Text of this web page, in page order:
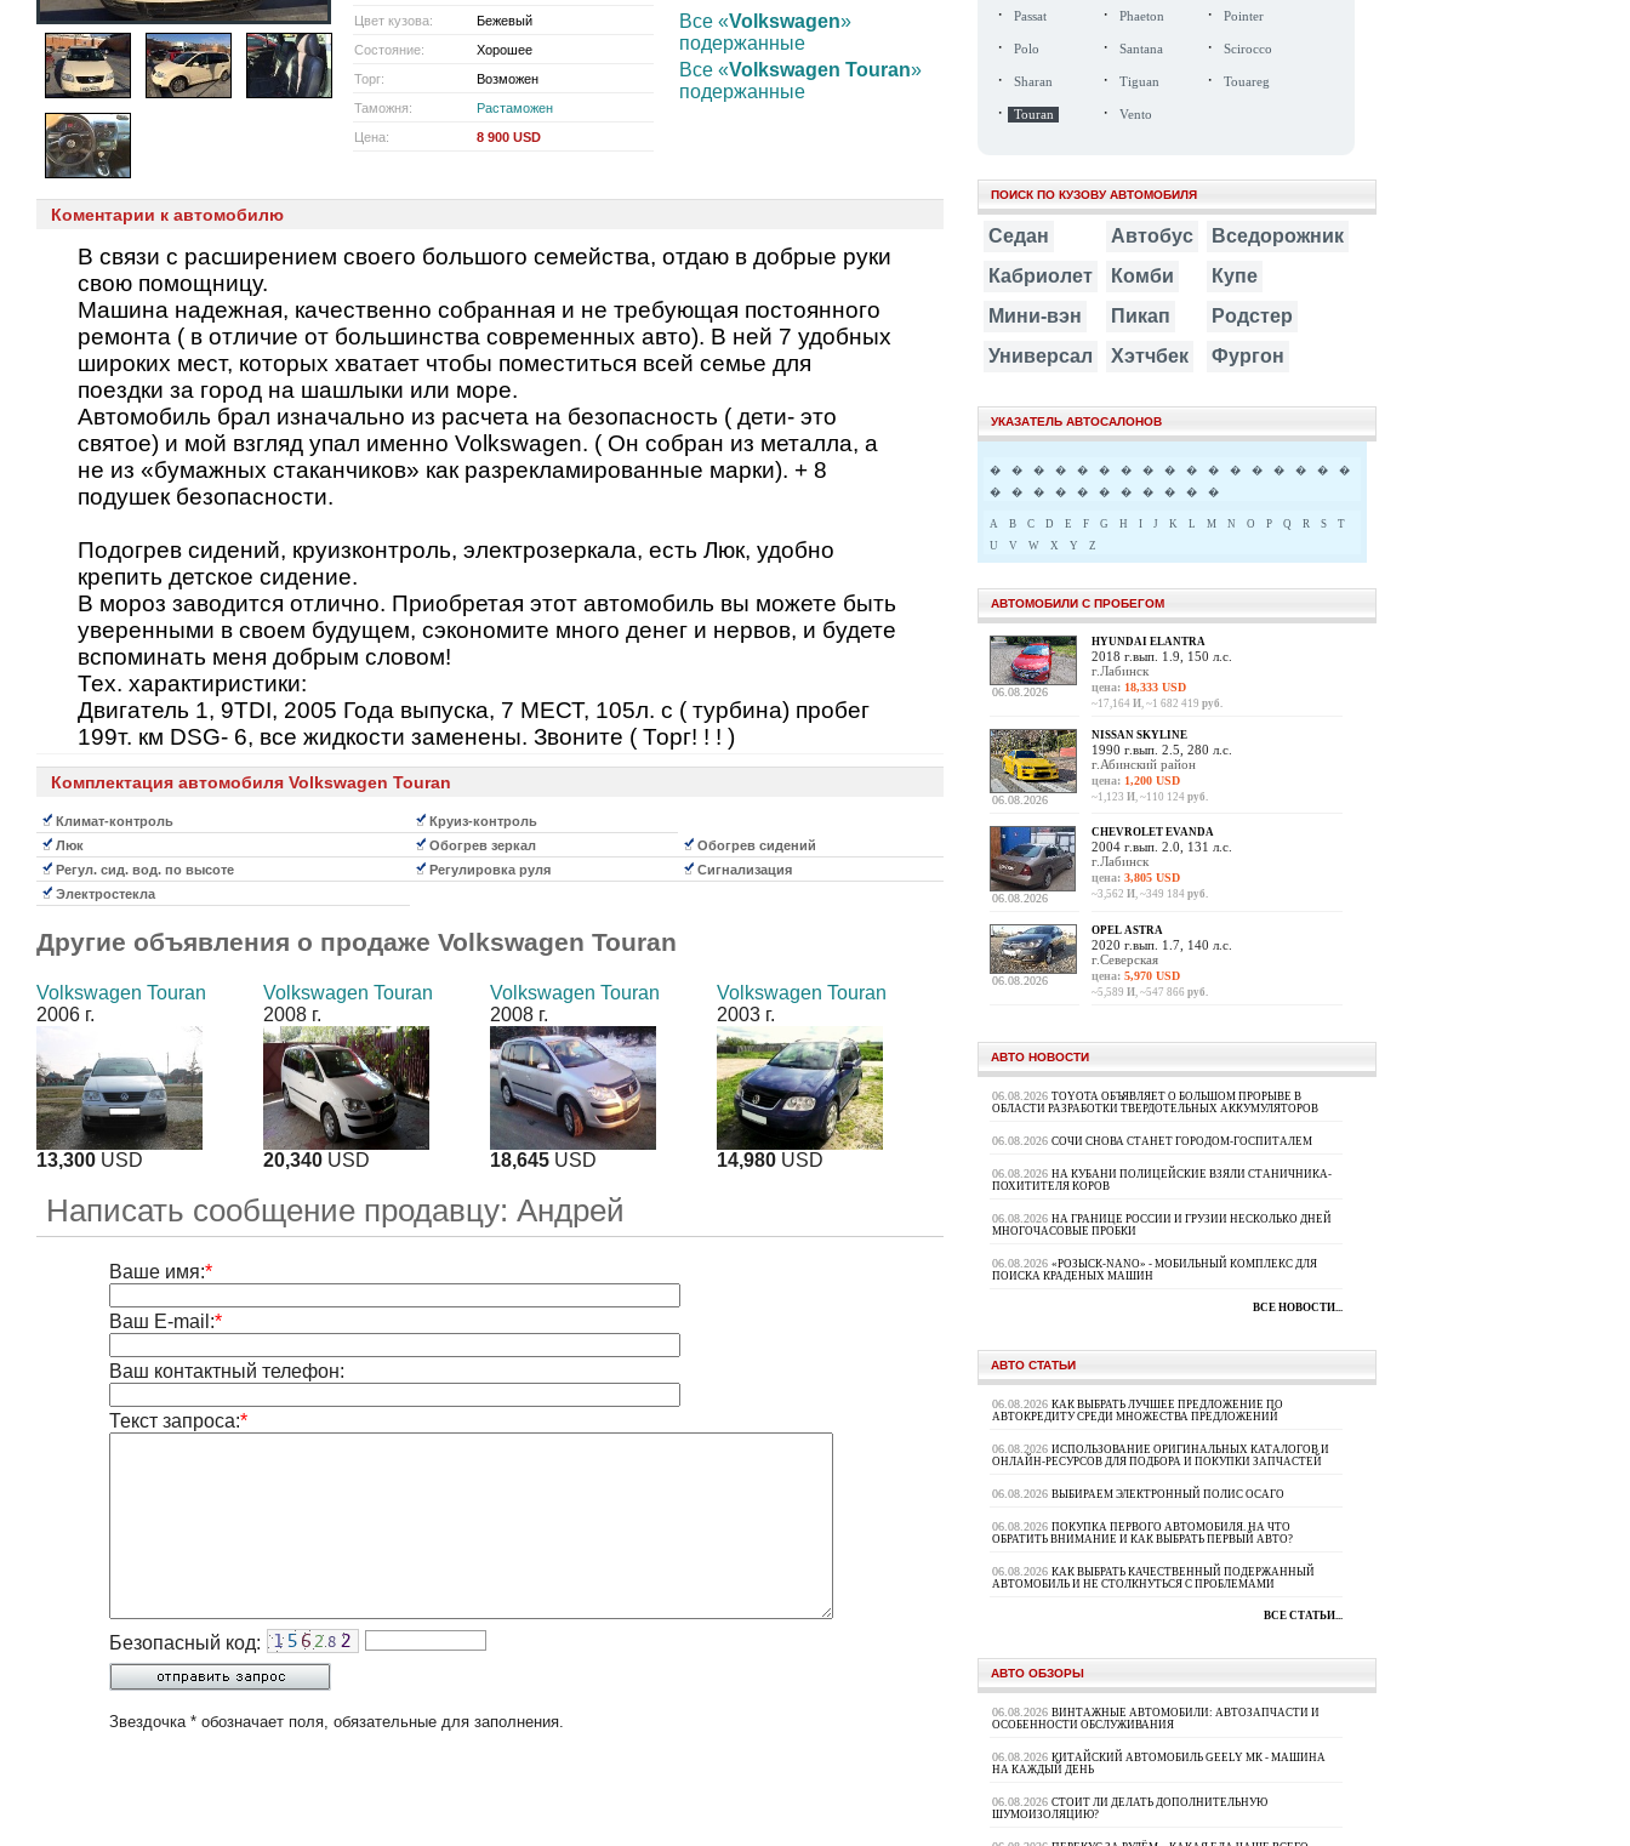
Цвет кузова:
Бежевый
Состояние:
Хорошее
Торг:
Возможен
Таможня:
Растаможен
Цена:
8 900 USD
Все «Volkswagen»
подержанные
Все «Volkswagen Touran»
подержанные
Коментарии к автомобилю
В связи с расширением своего большого семейства, отдаю в добрые руки
свою помощницу.
Машина надежная, качественно собранная и не требующая постоянного
ремонта ( в отличие от большинства современных авто). В ней 7 удобных
широких мест, которых хватает чтобы поместиться всей семье для
поездки за город на шашлыки или море.
Автомобиль брал изначально из расчета на безопасность ( дети- это
святое) и мой взгляд упал именно Volkswagen. ( Он собран из металла, а
не из «бумажных стаканчиков» как разрекламированные марки). + 8
подушек безопасности.
Подогрев сидений, круизконтроль, электрозеркала, есть Люк, удобно
крепить детское сидение.
В мороз заводится отлично. Приобретая этот автомобиль вы можете быть
уверенными в своем будущем, сэкономите много денег и нервов, и будете
вспоминать меня добрым словом!
Тех. характиристики:
Двигатель 1, 9TDI, 2005 Года выпуска, 7 МЕСТ, 105л. с ( турбина) пробег
199т. км DSG- 6, все жидкости заменены. Звоните ( Торг! ! ! )
Комплектация автомобиля Volkswagen Touran
Климат-контроль
Круиз-контроль
Люк
Обогрев зеркал
Обогрев сидений
Регул. сид. вод. по высоте
Регулировка руля
Сигнализация
Электростекла
Другие объявления о продаже Volkswagen Touran
Volkswagen Touran
2006 г.
13,300 USD
Volkswagen Touran
2008 г.
20,340 USD
Volkswagen Touran
2008 г.
18,645 USD
Volkswagen Touran
2003 г.
14,980 USD
Написать сообщение продавцу: Андрей
Ваше имя:*
Ваш E-mail:*
Ваш контактный телефон:
Текст запроса:*
Безопасный код:
Звездочка * обозначает поля, обязательные для заполнения.
· Passat · Phaeton · Pointer
· Polo · Santana · Scirocco
· Sharan · Tiguan · Touareg
· Touran · Vento
ПОИСК ПО КУЗОВУ АВТОМОБИЛЯ
Седан Автобус
Вседорожник
Кабриолет
Комби
Купе
Мини-вэн
Пикап
Родстер
Универсал
Хэтчбек Фургон
УКАЗАТЕЛЬ АВТОСАЛОНОВ
� � � � � � � � � � � � � � � �
�
�
� � � � � � � � � �
A B C D E F G H I J K L M N O P Q R S
T
U
V W X Y Z
АВТОМОБИЛИ С ПРОБЕГОМ
06.08.2026
HYUNDAI ELANTRA
2018 г.вып. 1.9, 150 л.с.
г.Лабинск
цена: 18,333 USD
~17,164 И, ~1 682 419 руб.
06.08.2026
NISSAN SKYLINE
1990 г.вып. 2.5, 280 л.с.
г.Абинский район
цена: 1,200 USD
~1,123 И, ~110 124 руб.
06.08.2026
CHEVROLET EVANDA
2004 г.вып. 2.0, 131 л.с.
г.Лабинск
цена: 3,805 USD
~3,562 И, ~349 184 руб.
06.08.2026
OPEL ASTRA
2020 г.вып. 1.7, 140 л.с.
г.Северская
цена: 5,970 USD
~5,589 И, ~547 866 руб.
АВТО НОВОСТИ
06.08.2026 TOYOTA ОБЪЯВЛЯЕТ О БОЛЬШОМ ПРОРЫВЕ В
ОБЛАСТИ РАЗРАБОТКИ ТВЕРДОТЕЛЬНЫХ АККУМУЛЯТОРОВ
06.08.2026 СОЧИ СНОВА СТАНЕТ ГОРОДОМ-ГОСПИТАЛЕМ
06.08.2026 НА КУБАНИ ПОЛИЦЕЙСКИЕ ВЗЯЛИ СТАНИЧНИКА-
ПОХИТИТЕЛЯ КОРОВ
06.08.2026 НА ГРАНИЦЕ РОССИИ И ГРУЗИИ НЕСКОЛЬКО ДНЕЙ
МНОГОЧАСОВЫЕ ПРОБКИ
06.08.2026 «РОЗЫСК-NANO» - МОБИЛЬНЫЙ КОМПЛЕКС ДЛЯ
ПОИСКА КРАДЕНЫХ МАШИН
ВСЕ НОВОСТИ...
АВТО СТАТЬИ
06.08.2026 КАК ВЫБРАТЬ ЛУЧШЕЕ ПРЕДЛОЖЕНИЕ ПО
АВТОКРЕДИТУ СРЕДИ МНОЖЕСТВА ПРЕДЛОЖЕНИЙ
06.08.2026 ИСПОЛЬЗОВАНИЕ ОРИГИНАЛЬНЫХ КАТАЛОГОВ И
ОНЛАЙН-РЕСУРСОВ ДЛЯ ПОДБОРА И ПОКУПКИ ЗАПЧАСТЕЙ
06.08.2026 ВЫБИРАЕМ ЭЛЕКТРОННЫЙ ПОЛИС ОСАГО
06.08.2026 ПОКУПКА ПЕРВОГО АВТОМОБИЛЯ. НА ЧТО
ОБРАТИТЬ ВНИМАНИЕ И КАК ВЫБРАТЬ ПЕРВЫЙ АВТО?
06.08.2026 КАК ВЫБРАТЬ КАЧЕСТВЕННЫЙ ПОДЕРЖАННЫЙ
АВТОМОБИЛЬ И НЕ СТОЛКНУТЬСЯ С ПРОБЛЕМАМИ
ВСЕ СТАТЬИ...
АВТО ОБЗОРЫ
06.08.2026 ВИНТАЖНЫЕ АВТОМОБИЛИ: АВТОЗАПЧАСТИ И
ОСОБЕННОСТИ ОБСЛУЖИВАНИЯ
06.08.2026 КИТАЙСКИЙ АВТОМОБИЛЬ GEELY МК - МАШИНА
НА КАЖДЫЙ ДЕНЬ
06.08.2026 СТОИТ ЛИ ДЕЛАТЬ ДОПОЛНИТЕЛЬНУЮ
ШУМОИЗОЛЯЦИЮ?